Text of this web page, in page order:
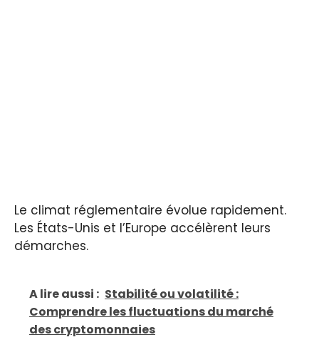
Le climat réglementaire évolue rapidement.
Les États-Unis et l’Europe accélèrent leurs
démarches.
A lire aussi : Stabilité ou volatilité :
Comprendre les fluctuations du marché
des cryptomonnaies